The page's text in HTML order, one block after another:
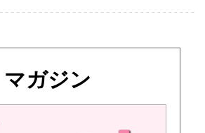
マガジン